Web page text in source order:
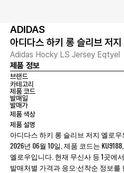
ADIDAS
아디다스 하키 롱 슬리브 저
Adidas Hocky LS Jersey Eqtyel
제품 정보
브랜드
카테고리
제품 코드
발매일
발매가
제품 색상
제품 설명
아디다스 하키 롱 슬리브 저지 옐로
2026년 06월 10일, 제품 코드는
옐로우입니다. 현재 무신사 등 1곳에
발매처별 가격과 응모·선착순 정보를